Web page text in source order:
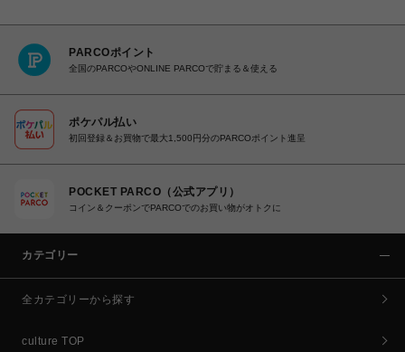
PARCOポイント
全国のPARCOやONLINE PARCOで貯まる＆使える
ポケパル払い
初回登録＆お買物で最大1,500円分のPARCOポイント進呈
POCKET PARCO（公式アプリ）
コイン＆クーポンでPARCOでのお買い物がオトクに
カテゴリー
全カテゴリーから探す
culture TOP